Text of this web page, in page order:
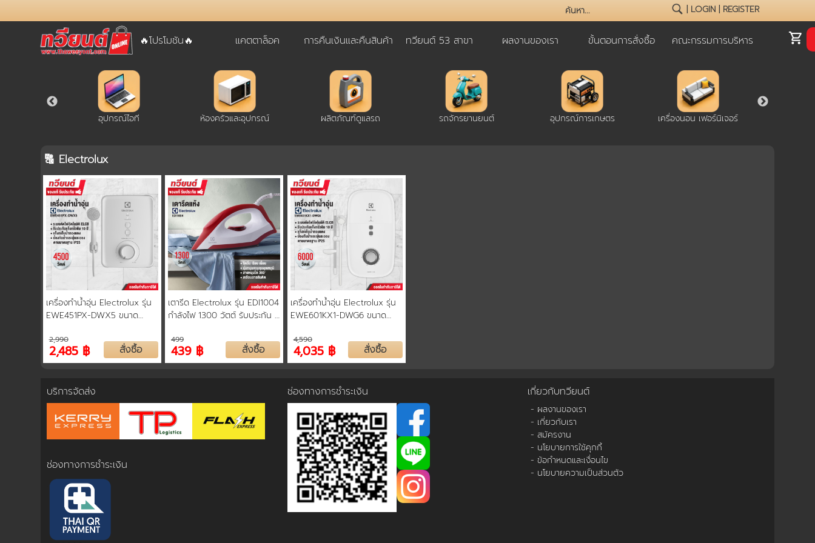
LOGIN REGISTER
🔥โปรโมชัน🔥 แคตตาล็อค การคืนเงินและคืนสินค้า ทวียนต์ 53 สาขา ผลงานของเรา ขั้นตอนการสั่งซื้อ คณะกรรมการบริหาร
อุปกรณ์ไอที ห้องครัวและอุปกรณ์ ผลิตภัณฑ์ดูแลรถ รถจักรยานยนต์ อุปกรณ์การเกษตร เครื่องนอน เฟอร์นิเจอร์
🔠 Electrolux
เครื่องทำน้ำอุ่น Electrolux รุ่น
EWE451PX-DWX5 ขนาด
ปี2,990
2,485 ฿ สั่งซื้อ
เตารีด Electrolux รุ่น EDI1004
กำลังไฟ 1300 วัตต์ รับประกัน 2
499
439 ฿ สั่งซื้อ
เครื่องทำน้ำอุ่น Electrolux รุ่น
EWE601KX1-DWG6 ขนาด
ปี4,590
4,035 ฿ สั่งซื้อ
บริการจัดส่ง
ช่องทางการชำระเงิน
ช่องทางการชำระเงิน เกี่ยวกับทวียนต์
- ผลงานของเรา
- เกี่ยวกับเรา
- สมัครงาน
- นโยบายการใช้คุกกี้
- ข้อกำหนดและเงื่อนไข
- นโยบายความเป็นส่วนตัว
username
LOGIN
การซื้อของฉัน
🔥โปรโมชัน🔥
แคตตาล็อค
การชำระเงิน
คณะกรรมการบริหาร
การคืนเงินและคืนสินค้า
ทวียนต์ 53 สาขา
ผลงานของเรา